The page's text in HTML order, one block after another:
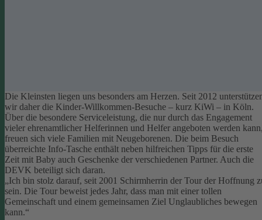
Die Kleinsten liegen uns besonders am Herzen. Seit 2012
wir daher die Kinder-Willkommen-Besuche – kurz KiWi – in Köln.
Über die besondere Serviceleistung, die nur durch das Engagement
vieler ehrenamtlicher Helferinnen und Helfer angeboten werden
freuen sich viele Familien mit Neugeborenen. Die beim Besuch
überreichte Info-Tasche enthält neben hilfreichen Tipps für die erste
Zeit mit Baby auch Geschenke der verschiedenen Partner. Auch die
DEVK beteiligt sich daran.
„Ich bin stolz darauf, seit 2001 Schirmherrin der Tour der Hoffnung
sein. Die Tour beweist jedes Jahr, dass man mit einer tollen
Gemeinschaft und einem gemeinsamen Ziel Unglaubliches bewegen
kann.“